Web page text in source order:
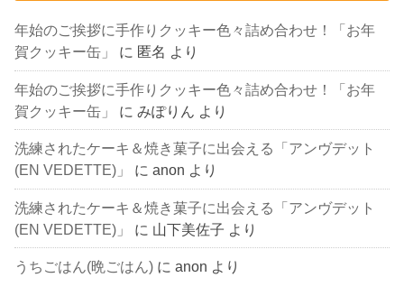
年始のご挨拶に手作りクッキー色々詰め合わせ！「お年
賀クッキー缶」
に 匿名 より
年始のご挨拶に手作りクッキー色々詰め合わせ！「お年
賀クッキー缶」
にみぽりん より
洗練されたケーキ＆焼き菓子に出会える「アンヴデット
(EN VEDETTE)」
にanon より
洗練されたケーキ＆焼き菓子に出会える「アンヴデット
(EN VEDETTE)」
に 山下美佐子 より
うちごはん(晩ごはん) にanon より